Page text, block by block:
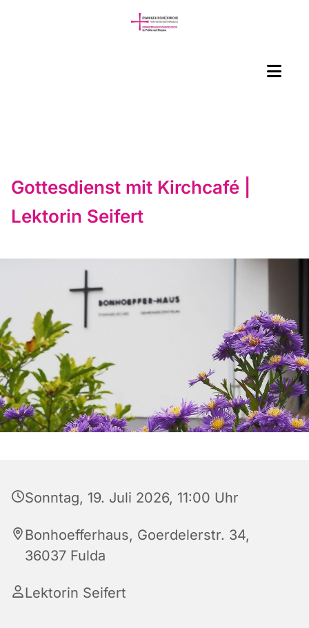
Gottesdienst mit Kirchcafé |
Lektorin Seifert
Sonntag, 19. Juli 2026, 11:00 Uhr
Bonhoefferhaus, Goerdelerstr. 34,
36037 Fulda
Lektorin Seifert